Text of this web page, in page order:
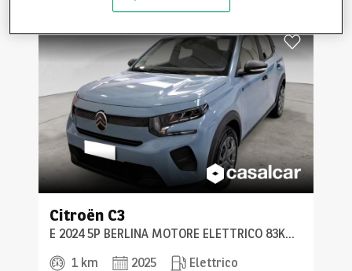
Citroën C3
E 2024 5P BERLINA MOTORE ELETTRICO 83KW 113CV YOU
1 km
2025
Elettrico